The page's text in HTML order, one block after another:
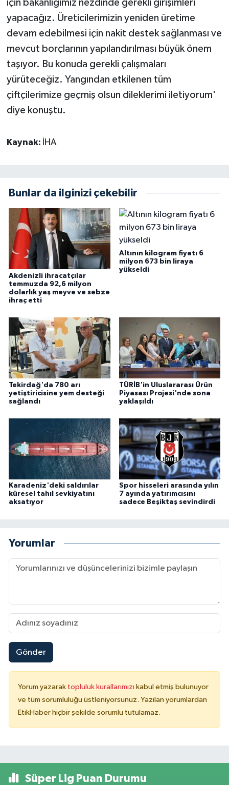
için bakanlığımız nezdinde gerekli girişimleri
yapacağız. Üreticilerimizin yeniden üretime
devam edebilmesi için nakit destek sağlanması ve
mevcut borçlarının yapılandırılması büyük önem
taşıyor. Bu konuda gerekli çalışmaları
yürüteceğiz. Yangından etkilenen tüm
çiftçilerimize geçmiş olsun dileklerimi iletiyorum'
diye konuştu.
Kaynak: İHA
Bunlar da ilginizi çekebilir
Akdenizli ihracatçılar
temmuzda 92,6 milyon
dolarlık yaş meyve ve sebze
ihraç etti
Altının kilogram fiyatı 6
milyon 673 bin liraya
yükseldi
Tekirdağ'da 780 arı
yetiştiricisine yem desteği
sağlandı
TÜRİB'in Uluslararası Ürün
Piyasası Projesi'nde sona
yaklaşıldı
Karadeniz'deki saldırılar
küresel tahıl sevkiyatını
aksatıyor
Spor hisseleri arasında yılın
7 ayında yatırımcısını
sadece Beşiktaş sevindirdi
Yorumlar
Gönder
Yorum yazarak topluluk kurallarımızı kabul etmiş bulunuyor
ve tüm sorumluluğu üstleniyorsunuz. Yazılan yorumlardan
EtikHaber hiçbir şekilde sorumlu tutulamaz.
Süper Lig Puan Durumu